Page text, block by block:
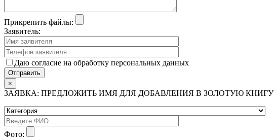
Прикрепить файлы:
Заявитель:
Даю согласие на обработку персональных данных
×
ЗАЯВКА: ПРЕДЛОЖИТЬ ИМЯ ДЛЯ ДОБАВЛЕНИЯ В ЗОЛОТУЮ КНИГУ
Фото: